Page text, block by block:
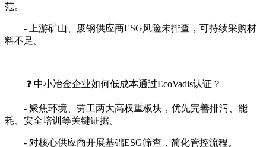
范。
- 上游矿山、废钢供应商ESG风险未排查，可持续采购材
料不足。
❓ 中小冶金企业如何低成本通过EcoVadis认证？
- 聚焦环境、劳工两大高权重板块，优先完善排污、能
耗、安全培训等关键证据。
- 对核心供应商开展基础ESG筛查，简化管控流程。